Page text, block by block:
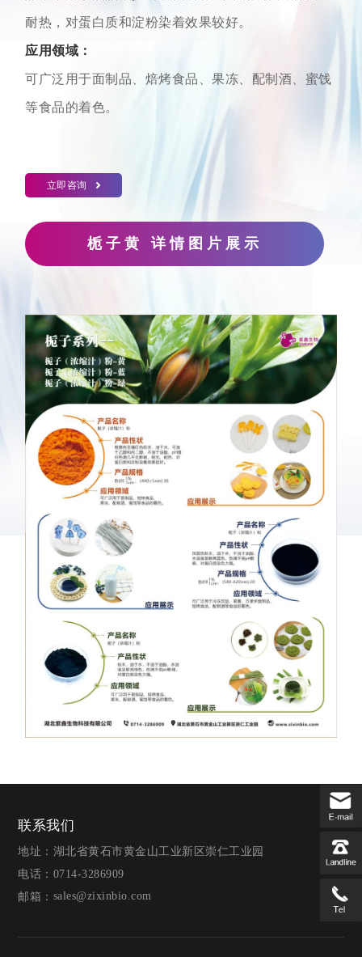
耐热，对蛋白质和淀粉染着效果较好。
应用领域：
可广泛用于面制品、焙烤食品、果冻、配制酒、蜜饯
等食品的着色。
立即咨询
栀子黄 详情图片展示
联系我们
地址：湖北省黄石市黄金山工业新区崇仁工业园
电话：0714-3286909
邮箱： sales@zixinbio.com